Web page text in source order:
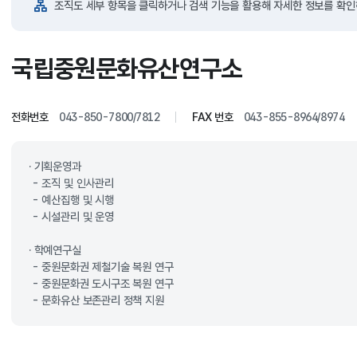
조직도 세부 항목을 클릭하거나 검색 기능을 활용해 자세한 정보를 확
국립중원문화유산연구소
전화번호 043-850-7800/7812 FAX 번호 043-855-8964/8974
· 기획운영과
- 조직 및 인사관리
- 예산집행 및 시행
- 시설관리 및 운영
· 학예연구실
- 중원문화권 제철기술 복원 연구
- 중원문화권 도시구조 복원 연구
- 문화유산 보존관리 정책 지원